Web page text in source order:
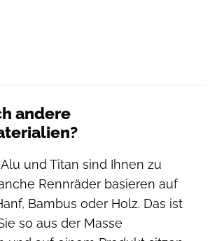
andere
und Titan sind Ihnen zu
Rennräder basieren auf
Bambus oder Holz. Das ist
so aus der Masse